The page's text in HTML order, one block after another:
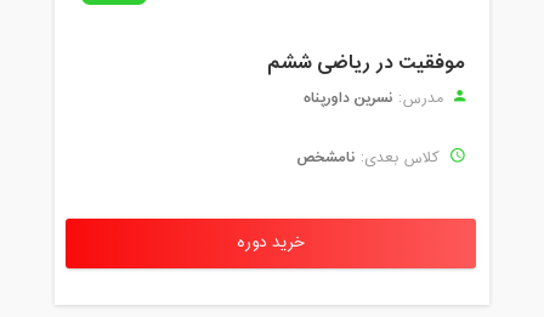
موفقیت در ریاضی ششم
مدرس: نسرین داورپناه
کلاس بعدی: نامشخص
خرید دوره